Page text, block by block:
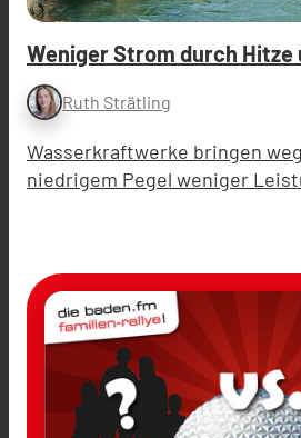
Weniger Strom durch Hitze
Ruth Strätling
Wasserkraftwerke bringen
niedrigem Pegel weniger